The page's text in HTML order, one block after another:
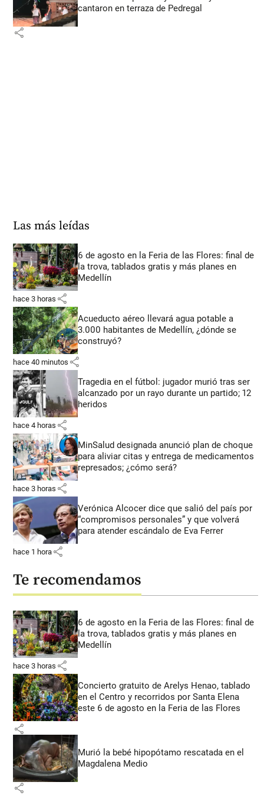
cantaron en terraza de Pedregal
share
Las más leídas
6 de agosto en la Feria de las Flores: final de
la trova, tablados gratis y más planes en
Medellín
hace 3 horas share
Acueducto aéreo llevará agua potable a
3.000 habitantes de Medellín, ¿dónde se
construyó?
hace 40 minutos share
Tragedia en el fútbol: jugador murió tras ser
alcanzado por un rayo durante un partido; 12
heridos
hace 4 horas share
MinSalud designada anunció plan de choque
para aliviar citas y entrega de medicamentos
represados; ¿cómo será?
hace 3 horas share
Verónica Alcocer dice que salió del país por
“compromisos personales” y que volverá
para atender escándalo de Eva Ferrer
hace 1 hora share
Te recomendamos
6 de agosto en la Feria de las Flores: final de
la trova, tablados gratis y más planes en
Medellín
hace 3 horas share
Concierto gratuito de Arelys Henao, tablado
en el Centro y recorridos por Santa Elena
este 6 de agosto en la Feria de las Flores
share
Murió la bebé hipopótamo rescatada en el
Magdalena Medio
share